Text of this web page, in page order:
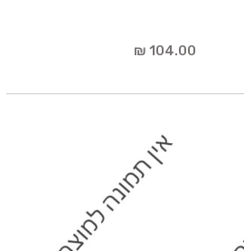
104.00 ₪